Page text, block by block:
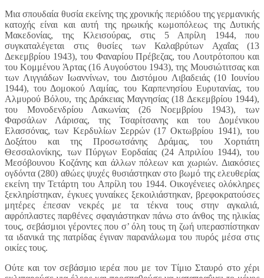
Μια σπουδαία θυσία εκείνης της χρονικής περιόδου της γερμανικής
κατοχής είναι και αυτή της ηρωικής κωμοπόλεως της Δυτικής
Μακεδονίας, της Κλεισούρας, στις 5 Απρίλη 1944, που
συγκαταλέγεται στις θυσίες των Καλαβρύτων Αχαΐας (13
Δεκεμβρίου 1943), του Φαναρίου Πρέβεζας, του Λουτρότοπου και
του Κομμένου Άρτας (16 Αυγούστου 1943), της Μουσιώτιτσας και
των Λιγγιάδων Ιωαννίνων, του Διστόμου Λιβαδειάς (10 Ιουνίου
1944), του Δομοκού Λαμίας, του Καρπενησίου Ευρυτανίας, του
Αλμυρού Βόλου, της Δράκειας Μαγνησίας (18 Δεκεμβρίου 1944),
του Μονοδενδρίου Λακωνίας (26 Νοεμβρίου 1943), των
Φαρσάλων Λάρισας, της Τσαρίτσανης και του Δομένικου
Ελασσόνας, των Κερδυλίων Σερρών (17 Οκτωβρίου 1941), του
Δοξάτου και της Προσωτσάνης Δράμας, του Χορτιάτη
Θεσσαλονίκης, των Πύργων Εορδαίας (24 Απριλίου 1944), του
Μεσόβουνου Κοζάνης και άλλων πόλεων και χωριών. Διακόσιες
ογδόντα (280) αθώες ψυχές θυσιάστηκαν στο βωμό της ελευθερίας
εκείνη την Τετάρτη του Απρίλη του 1944. Οικογένειες ολόκληρες
ξεκληρίστηκαν, έγκυες γυναίκες ξεκοιλιάστηκαν, βρεφοκρατούσες
μητέρες έπεσαν νεκρές με τα τέκνα τους στην αγκαλιά,
αφρόπλαστες παρθένες σφαγιάστηκαν πάνω στο άνθος της ηλικίας
τους, σεβάσμιοι γέροντες που σ’ όλη τους τη ζωή υπερασπίστηκαν
τα ιδανικά της πατρίδας έγιναν παρανάλωμα του πυρός μέσα στις
οικίες τους.
Ούτε και τον σεβάσμιο ιερέα που με τον Τίμιο Σταυρό στο χέρι